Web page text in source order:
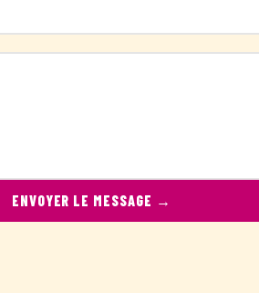
ENVOYER LE MESSAGE →